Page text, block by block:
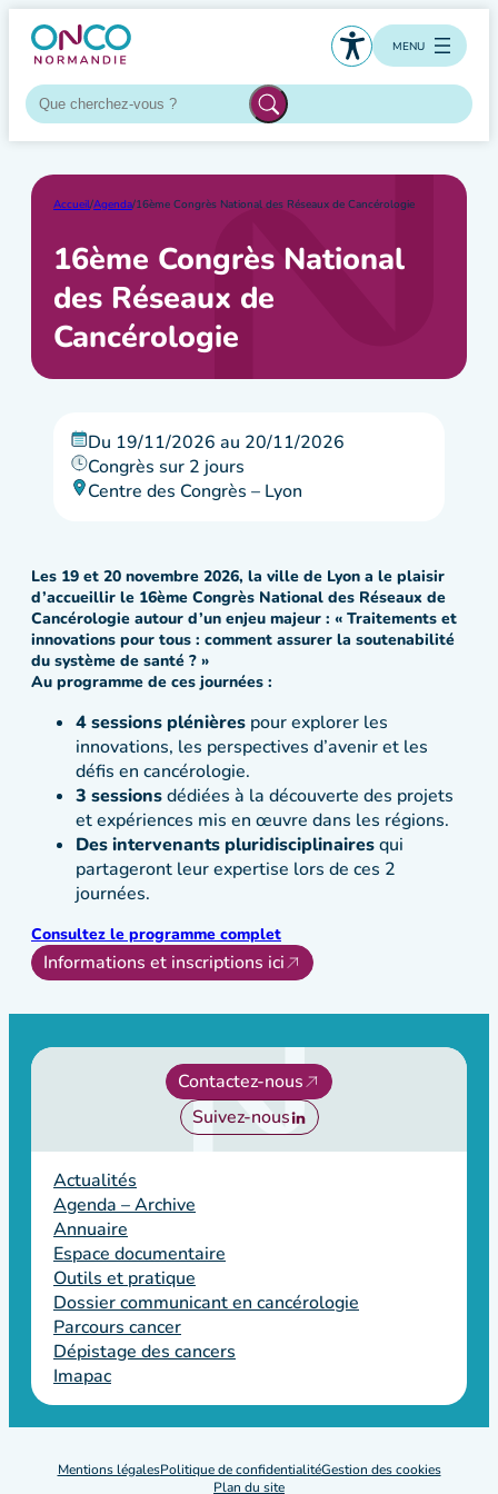
Aller
contenu
MENU
Accueil/Agenda/16ème Congrès National des Réseaux de Cancérologie
16ème Congrès National
des Réseaux de
Cancérologie
Du 19/11/2026 au 20/11/2026
Congrès sur 2 jours
Centre des Congrès – Lyon
Les 19 et 20 novembre 2026, la ville de Lyon a le plaisir
d’accueillir le 16ème Congrès National des Réseaux de
Cancérologie autour d’un enjeu majeur : « Traitements et
innovations pour tous : comment assurer la soutenabilité
du système de santé ? »
Au programme de ces journées :
4 sessions plénières pour explorer les
innovations, les perspectives d’avenir et les
défis en cancérologie.
3 sessionsdédiées à la découverte des projets
et expériences mis en œuvre dans les régions.
Des intervenants pluridisciplinairesqui
partageront leur expertise lors de ces 2
journées.
Consultez le programme complet
Informations et inscriptions ici
Contactez-nous
Suivez-nous
Actualités
Agenda – Archive
Annuaire
Espace documentaire
Outils et pratique
Dossier communicant en cancérologie
Parcours cancer
Dépistage des cancers
Imapac
Mentions légalesPolitique de confidentialitéGestion des cookies
Plan du site